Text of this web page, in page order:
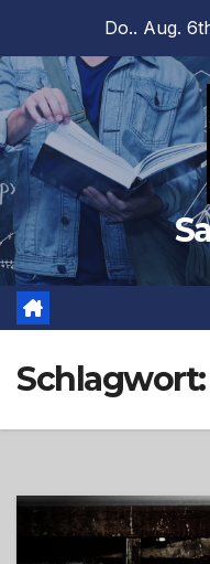
springen
Do.. Aug.
Schlagwort: